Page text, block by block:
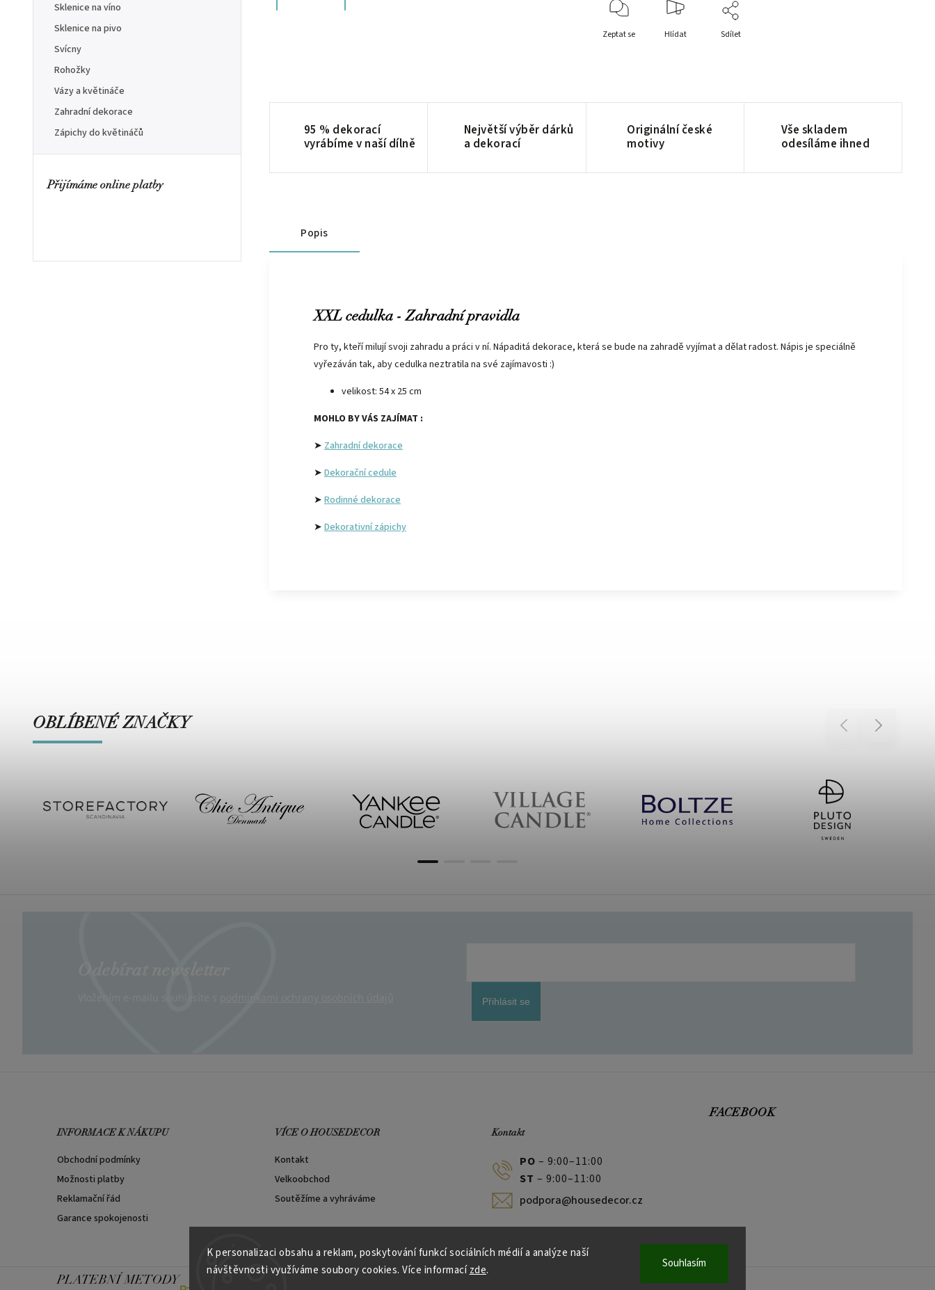
K personalizaci obsahu a reklam, poskytování funkcí sociálních médií a analýze naší
návštěvnosti využíváme soubory cookies. Více informacízde. Souhlasím
Sklenice na víno
Sklenice na pivo
Svícny
Rohožky
Vázy a květináče
Zahradní dekorace
Zápichy do květináčů
Přijímáme online platby
Zeptat se Hlídat Sdílet
95 % dekorací
vyrábíme v naší dílně
Největší výběr dárků
a dekorací
Originální české
motivy
Vše skladem
odesíláme ihned
Popis
XXL cedulka - Zahradní pravidla
Pro ty, kteří milují svoji zahradu a práci v ní. Nápaditá dekorace, která se bude na zahradě vyjímat a dělat radost. Nápis je speciálně
vyřezáván tak, aby cedulka neztratila na své zajímavosti :)
velikost: 54 x 25 cm
MOHLO BY VÁS ZAJÍMAT :
➤ Zahradní dekorace
➤ Dekorační cedule
➤ Rodinné dekorace
➤ Dekorativní zápichy
OBLÍBENÉ ZNAČKY Previous Next
Přihlásit se
INFORMACE K NÁKUPU
Obchodní podmínky
Možnosti platby
Reklamační řád
Garance spokojenosti
VÍCE O HOUSEDECOR
Kontakt
Velkoobchod
Soutěžíme a vyhráváme
Kontakt
PO – 9:00–11:00
ST – 9:00–11:00
podpora@housedecor.cz
FACEBOOK
PLATEBNÍ METODY